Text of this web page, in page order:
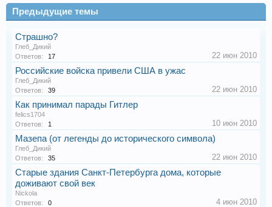
Предыдущие темы
Страшно?
Глеб_Дикий
Ответов:
17 22 июн 2010
Российские войска привели США в ужас
Глеб_Дикий
Ответов:
39 22 июн 2010
Как принимал парады Гитлер
felics1704
Ответов:
1 10 июн 2010
Мазепа (от легенды до исторического символа)
Глеб_Дикий
Ответов:
35 22 июн 2010
Старые здания Санкт-Петербурга дома, которые
доживают свой век
Nickola
Ответов:
0 4 июн 2010